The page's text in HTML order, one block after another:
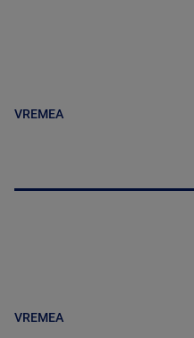
VREMEA
VREMEA